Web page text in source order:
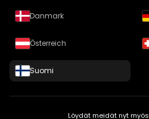
Danmark
Österreich
Suomi
Löydät meidät nyt myös